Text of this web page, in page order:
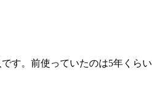
す。前使っていたのは5年くら